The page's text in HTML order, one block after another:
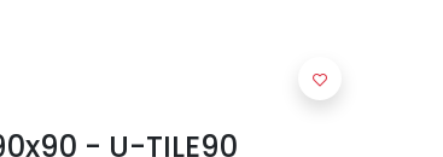
- U-TILE90